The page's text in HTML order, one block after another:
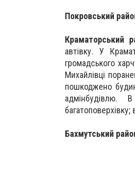
Покровський
Краматорський
автівку. У
громадського
Михайлівці
пошкоджено
адмінбудівлю.
Бахмутський